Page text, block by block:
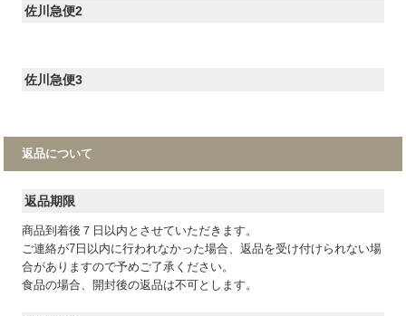
佐川急便2
佐川急便3
返品について
返品期限
商品到着後７日以内とさせていただきます。
ご連絡が7日以内に行われなかった場合、返品を受け付けられない場
合がありますので予めご了承ください。
食品の場合、開封後の返品は不可とします。